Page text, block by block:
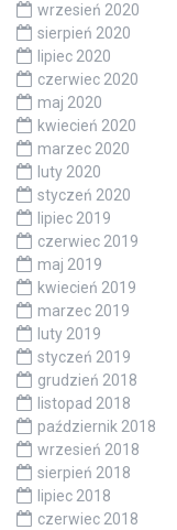
wrzesień 2020
sierpień 2020
lipiec 2020
czerwiec 2020
maj 2020
kwiecień 2020
marzec 2020
luty 2020
styczeń 2020
lipiec 2019
czerwiec 2019
maj 2019
kwiecień 2019
marzec 2019
luty 2019
styczeń 2019
grudzień 2018
listopad 2018
październik 2018
wrzesień 2018
sierpień 2018
lipiec 2018
czerwiec 2018